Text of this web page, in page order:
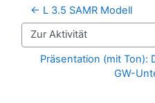
← L 3.5 SAMR Modell
Zur Aktivität
Präsentation (mit Ton):
GW-